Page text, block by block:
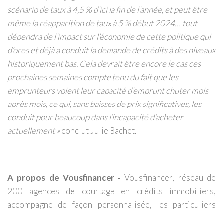
scénario de taux à 4,5 % d’ici la fin de l’année, et peut être
même la réapparition de taux à 5 % début 2024… tout
dépendra de l’impact sur l’économie de cette politique qui
d’ores et déjà a conduit la demande de crédits à des niveaux
historiquement bas. Cela devrait être encore le cas ces
prochaines semaines compte tenu du fait que les
emprunteurs voient leur capacité d’emprunt chuter mois
après mois, ce qui, sans baisses de prix significatives, les
conduit pour beaucoup dans l’incapacité d’acheter
actuellement »conclut Julie Bachet.
A propos de Vousfinancer -Vousfinancer, réseau de
200 agences de courtage en crédits immobiliers,
accompagne de façon personnalisée, les particuliers